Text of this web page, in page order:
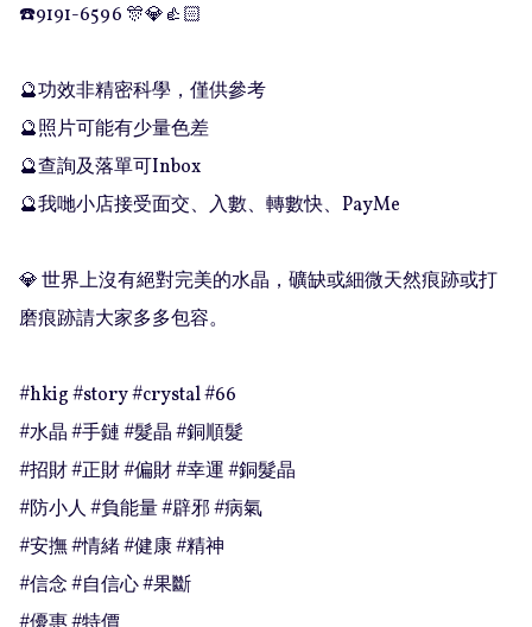
☎️9191-6596 🎊💎👍🏻
🔮功效非精密科學，僅供參考
🔮照片可能有少量色差
🔮查詢及落單可Inbox
🔮我哋小店接受面交、入數、轉數快、PayMe
💎 世界上沒有絕對完美的水晶，礦缺或細微天然痕跡或打
磨痕跡請大家多多包容。
#hkig #story #crystal #66
#水晶 #手鏈 #髮晶 #銅順髮
#招財 #正財 #偏財 #幸運 #銅髮晶
#防小人 #負能量 #辟邪 #病氣
#安撫 #情緒 #健康 #精神
#信念 #自信心 #果斷